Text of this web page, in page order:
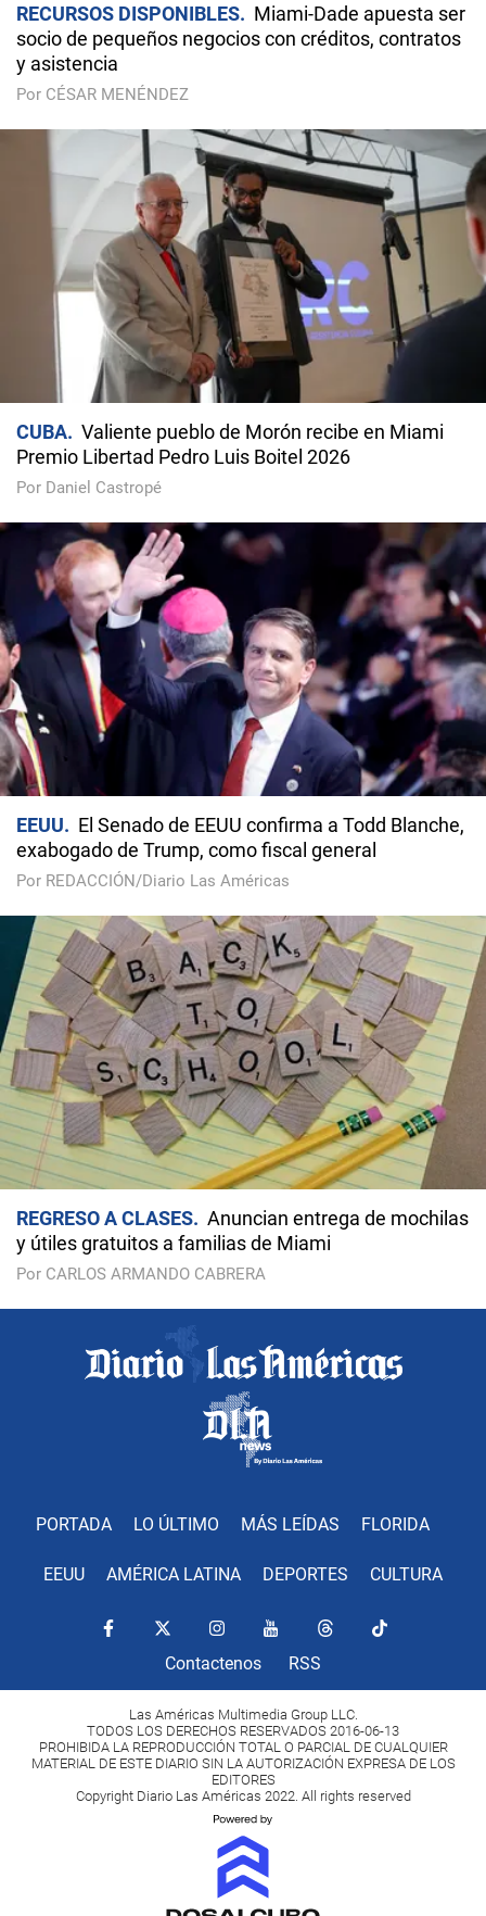
RECURSOS DISPONIBLES
Miami-Dade apuesta ser
socio de pequeños negocios con créditos, contratos
y asistencia
Por CÉSAR MENÉNDEZ
CUBA
Valiente pueblo de Morón recibe en Miami
Premio Libertad Pedro Luis Boitel 2026
Por Daniel Castropé
EEUU
El Senado de EEUU confirma a Todd Blanche,
exabogado de Trump, como fiscal general
Por REDACCIÓN/Diario Las Américas
REGRESO A CLASES
Anuncian entrega de mochilas
y útiles gratuitos a familias de Miami
Por CARLOS ARMANDO CABRERA
PORTADA LO ÚLTIMO MÁS LEÍDAS FLORIDA
EEUU AMÉRICA LATINA DEPORTES CULTURA
Contactenos RSS
Las Américas Multimedia Group LLC.
TODOS LOS DERECHOS RESERVADOS 2016-06-13
PROHIBIDA LA REPRODUCCIÓN TOTAL O PARCIAL DE CUALQUIER
MATERIAL DE ESTE DIARIO SIN LA AUTORIZACIÓN EXPRESA DE LOS
EDITORES
Copyright Diario Las Américas 2022. All rights reserved